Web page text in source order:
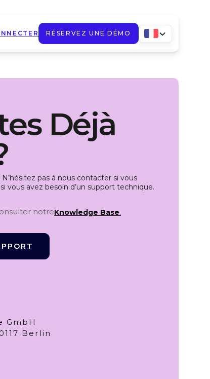
RÉSERVEZ UNE DÉMO
Déjà
pas à nous contacter si vous
vous avez besoin d’un support technique.
notreKnowledge Base.
GmbH
Berlin